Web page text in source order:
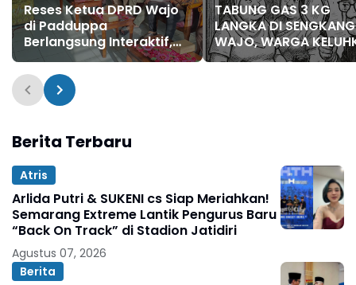
Reses Ketua DPRD Wajo
di Padduppa
Berlangsung Interaktif,
Warga Sampaikan
Aspirasi Jalan, Drainase,
hingga Pelayanan Publik
TABUNG GAS 3 KG
LANGKA DI SENGKANG
WAJO, WARGA
HARGA MELONJAK
Berita Terbaru
Atris
Arlida Putri & SUKENI cs Siap Meriahkan!
Semarang Extreme Lantik Pengurus Baru
“Back On Track” di Stadion Jatidiri
Agustus 07, 2026
Berita